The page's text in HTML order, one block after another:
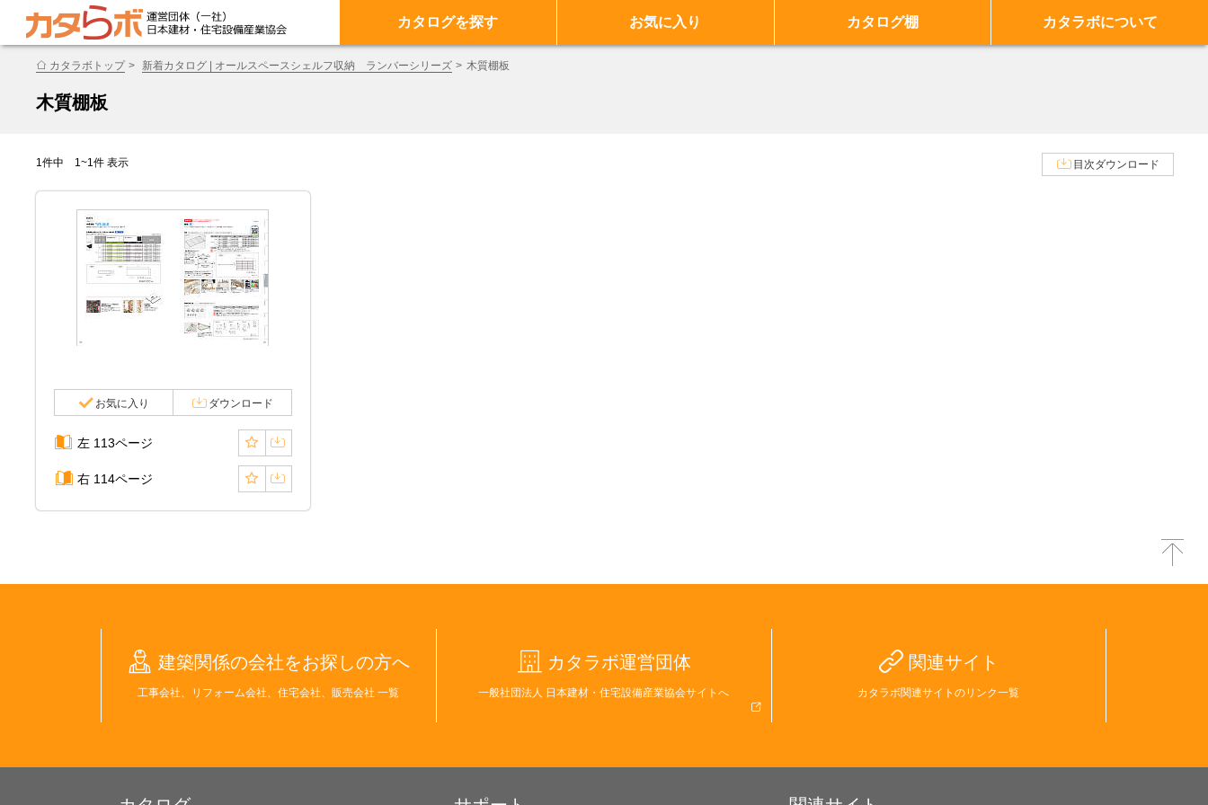
カタログを探す お気に入り カタログ棚 カタラボについて
カタラボトップ 新着カタログ | オールスペースシェルフ収納 ランバーシリーズ 木質棚板
木質棚板
1件中 1~1件 表示 目次ダウンロード
お気に入り ダウンロード
左 113ページ
右 114ページ
建築関係の会社をお探しの方へ
工事会社、リフォーム会社、住宅会社、販売会社 一覧
カタラボ運営団体
一般社団法人 日本建材・住宅設備産業協会サイトへ
関連サイト
カタラボ関連サイトのリンク一覧